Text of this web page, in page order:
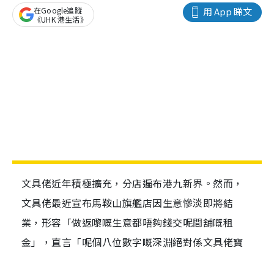
用 App 睇文
在Google追蹤
《UHK 港生活》
文具佬近年積極擴充，分店遍布港九新界。然而，
文具佬最近宣布馬鞍山旗艦店因生意慘淡即將結
業，形容「做返嚟嘅生意都唔夠錢交呢間舖嘅租
金」，直言「呢個八位數字嘅深淵絕對係文具佬寶